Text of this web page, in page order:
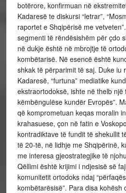
botërore, konfirmuan në
Kadaresë te diskursi “letrar”,
raportet e Shqipërisë me
segmenti të rëndësishëm për çdo
në dukje është në mbrojtje të
kombëtarisë. Në esencë është
shkak të përparimit të saj. Duke iu
Kadaresë, “furtuna” mediatike
ekstraortodoksë, ishte në thelb një
këmbëngulëse kundër Evropës”.
që komprometuan keqas moralin
krahasuese, çon në fatin e
kontradiktave të fundit të shekullit
të 20-të, në lidhje me Shqipërinë,
me interesa gjeostrategjike të
Qëllimi është krijimi i ndjesisë së
komunitetit ortodoks ndaj
kombëtarësisë”. Para disa